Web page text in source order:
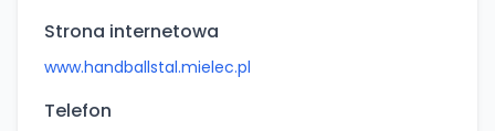
Strona internetowa
www.handballstal.mielec.pl
Telefon